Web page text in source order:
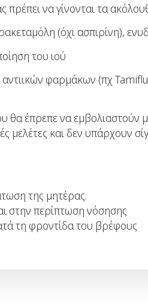
να γίνονται τα
(όχι ασπιρίνη),
του ιού
φαρμάκων (πχ
έπρεπε να εμβολιαστούν
μελέτες και δεν υπάρχουν
της μητέρας.
στην περίπτωση νόσησης
τη φροντίδα του βρέφους